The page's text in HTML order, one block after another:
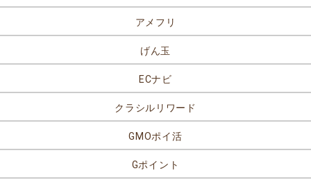
アメフリ
げん玉
ECナビ
クラシルリワード
GMOポイ活
Gポイント